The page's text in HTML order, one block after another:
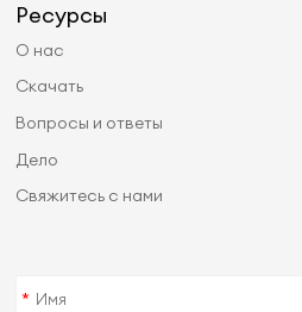
Ресурсы
О нас
Скачать
Вопросы и ответы
Дело
Свяжитесь с нами
*